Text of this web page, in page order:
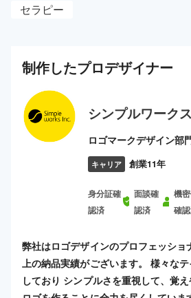
セラピー
制作したプロデザイナー
シンプルワークス
ロゴマークデザイン部
キャリア 創業11年
身分証確
認済
面談確
認済
機
確
弊社はロゴデザインのプロフェッショ
上の納品実績がございます。 様々な
しており シンプルさを重視して、覚